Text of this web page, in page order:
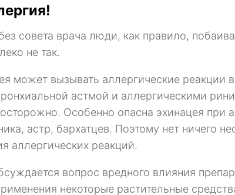
совета врача люди, как правило,
не так.
может вызывать аллергические реакции
астмой и аллергическими
Особенно опасна эхинацея при
астр, бархатцев. Поэтому нет ничего
аллергических реакций.
вопрос вредного влияния
некоторые растительные